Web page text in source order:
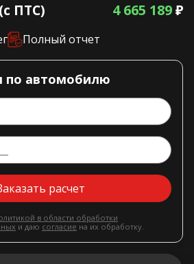
ПТС)
4 665 189₽
Полный отчет
по автомобилю
расчет
в области обработки
и даю согласие на их обработку.